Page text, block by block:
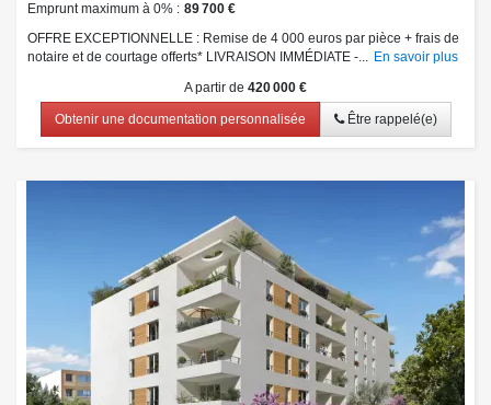
Emprunt maximum à 0%
89 700 €
OFFRE EXCEPTIONNELLE : Remise de 4 000 euros par pièce + frais de
notaire et de courtage offerts* LIVRAISON IMMÉDIATE -... En savoir plus
A partir de 420 000 €
Obtenir une documentation personnalisée Être rappelé(e)